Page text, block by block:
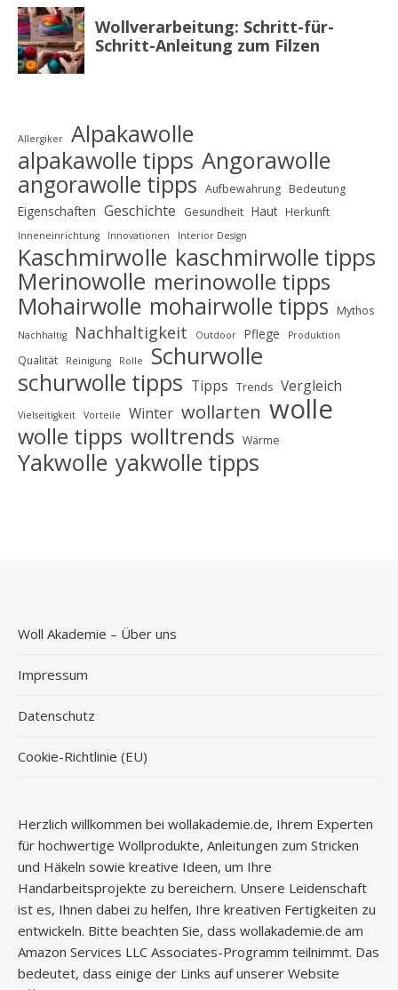
Allergiker
Alpakawolle
alpakawolle tipps Angorawolle
angorawolle tipps Aufbewahrung Bedeutung
Eigenschaften Geschichte Gesundheit Haut Herkunft
Inneneinrichtung Innovationen Interior Design
Kaschmirwolle kaschmirwolle tipps
Merinowolle merinowolle tipps
Mohairwolle mohairwolle tipps Mythos
Nachhaltig Nachhaltigkeit Outdoor Pflege Produktion
Qualität Reinigung Rolle Schurwolle
schurwolle tipps Tipps Trends Vergleich
Vielseitigkeit Vorteile Winter wollarten wolle
wolle tipps wolltrends Wärme
Yakwolle yakwolle tipps
Woll Akademie – Über uns
Impressum
Datenschutz
Cookie-Richtlinie (EU)
Herzlich willkommen bei wollakademie.de, Ihrem Experten
für hochwertige Wollprodukte, Anleitungen zum Stricken
und Häkeln sowie kreative Ideen, um Ihre
Handarbeitsprojekte zu bereichern. Unsere Leidenschaft
ist es, Ihnen dabei zu helfen, Ihre kreativen Fertigkeiten zu
entwickeln. Bitte beachten Sie, dass wollakademie.de am
Amazon Services LLC Associates-Programm teilnimmt. Das
bedeutet, dass einige der Links auf unserer Website